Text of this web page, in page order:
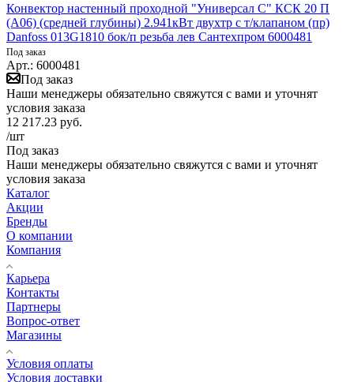
Конвектор настенный проходной "Универсал С" КСК 20 П
(А06) (средней глубины) 2.941кВт двухтр с т/клапаном (пр)
Danfoss 013G1810 бок/п резьба лев Сантехпром 6000481
Под заказ
Арт.: 6000481
Под заказ
Наши менеджеры обязательно свяжутся с вами и уточнят
условия заказа
12 217.23 руб.
/шт
Под заказ
Наши менеджеры обязательно свяжутся с вами и уточнят
условия заказа
Каталог
Акции
Бренды
О компании
Компания
Карьера
Контакты
Партнеры
Вопрос-ответ
Магазины
Условия оплаты
Условия доставки